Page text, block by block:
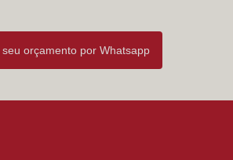
seu orçamento por Whatsapp